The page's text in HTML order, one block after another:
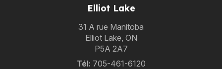
Elliot Lake
31 A rue Manitoba
Elliot Lake, ON
P5A 2A7
Tél: 705-461-6120